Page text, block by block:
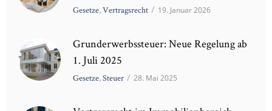
Gesetze,Vertragsrecht / 19. Januar 2026
Grunderwerbssteuer: Neue Regelung ab
1. Juli 2025
Gesetze,Steuer / 28. Mai 2025